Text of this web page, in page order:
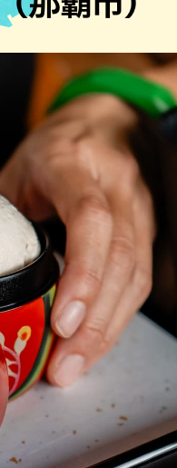
イキング
カレー
タコス・タ